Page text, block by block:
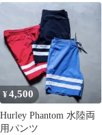
アンティーク調 アメカ
ジ バイク
¥4,500
Hurley Phantom 水陸両
用パンツ